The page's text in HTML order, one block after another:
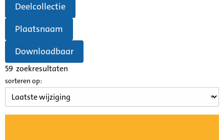
Deelcollectie
Plaatsnaam
Downloadbaar
59 zoekresultaten
sorteren op: